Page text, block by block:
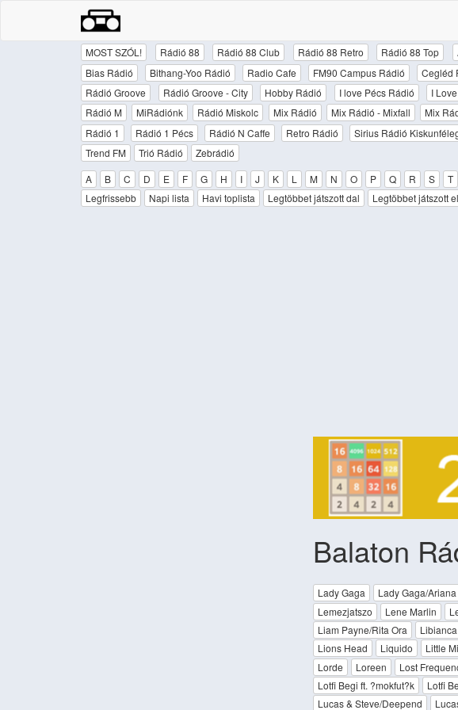
MOST SZÓL! Rádió 88 Rádió 88 Club Rádió 88 Retro Rádió 88 Top
Bias Rádió
Bithang-Yoo Rádió Radio Cafe FM90 Campus Rádió Cegléd
Rádió Groove
Rádió Groove - City Hobby Rádió I love Pécs Rádió I
Rádió M
MiRádiónk Rádió Miskolc Mix Rádió Mix Rádió - Mixfall Mix
Rádió 1
Rádió 1 Pécs Rádió N Caffe Retro Rádió Sirius Rádió
Trend FM
Trió Rádió
Zebrádió
A
B C D E F G H I J K L M N O P Q R S T
Legfrissebb
Napi lista Havi toplista Legtöbbet játszott dal Legtöbbet játszott
Balaton
Lady Gaga Lady Gaga/
Lemezjatszo
Lene Marlin
Liam Payne/Rita Ora
Libianca
Lions Head
Liquido Little
Lorde
Loreen Lost
Lotfi Begi ft. ?mokfut?k
Lotfi
Lucas & Steve/Deepend